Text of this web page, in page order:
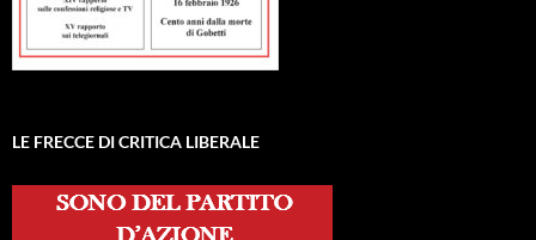
LE FRECCE DI CRITICA LIBERALE